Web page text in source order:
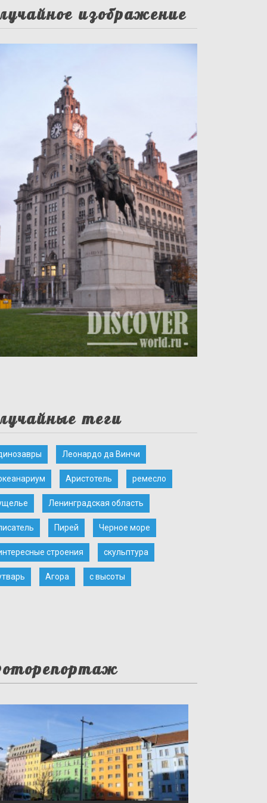
изображение
теги
Леонардо да Винчи
Аристотель ремесло
Ленинградская область
Пирей Черное море
строения скульптура
Агора с высоты